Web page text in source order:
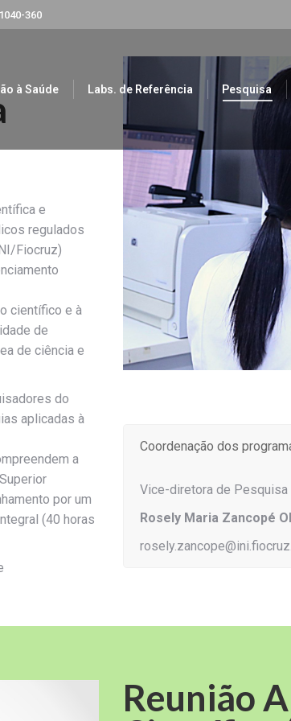
360
à Saúde Labs. de Referência Pesquisa
e
regulados
Fiocruz)
científico e à
de
de ciência e
do
aplicadas à
a
por um
(40 horas
Coordenação dos
Vice-diretora de
Rosely Maria Zancopé
Reunião